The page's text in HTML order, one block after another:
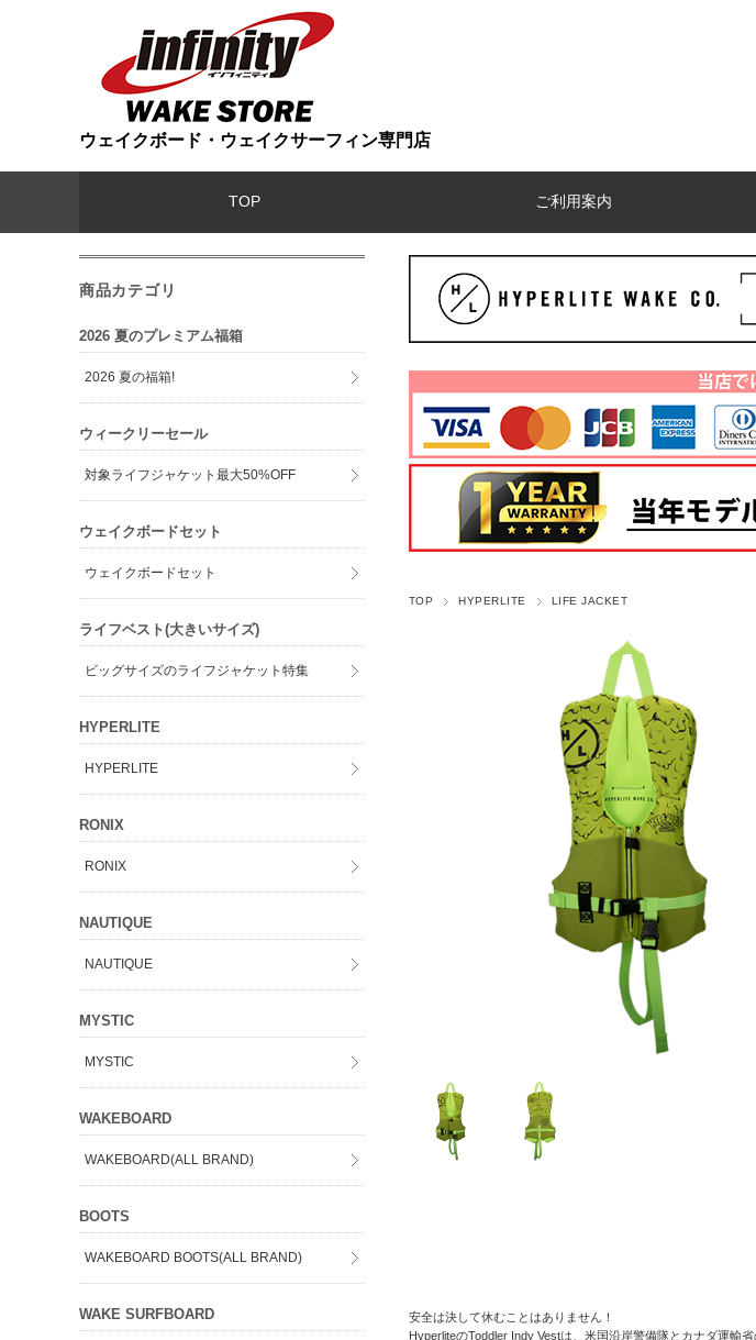
ウェイクボード・ウェイクサーフィン専門店
TOP ご利用案内
TOP HYPERLITE LIFE JACKET
安全は決して休むことはありません！
HyperliteのToddler Indy Vestは、米国沿岸警備隊とカナダ運輸
商品カテゴリ
2026 夏のプレミアム福箱
2026 夏の福箱!
ウィークリーセール
対象ライフジャケット最大50%OFF
ウェイクボードセット
ウェイクボードセット
ライフベスト(大きいサイズ)
ビッグサイズのライフジャケット特集
HYPERLITE
HYPERLITE
RONIX
RONIX
NAUTIQUE
NAUTIQUE
MYSTIC
MYSTIC
WAKEBOARD
WAKEBOARD(ALL BRAND)
BOOTS
WAKEBOARD BOOTS(ALL BRAND)
WAKE SURFBOARD